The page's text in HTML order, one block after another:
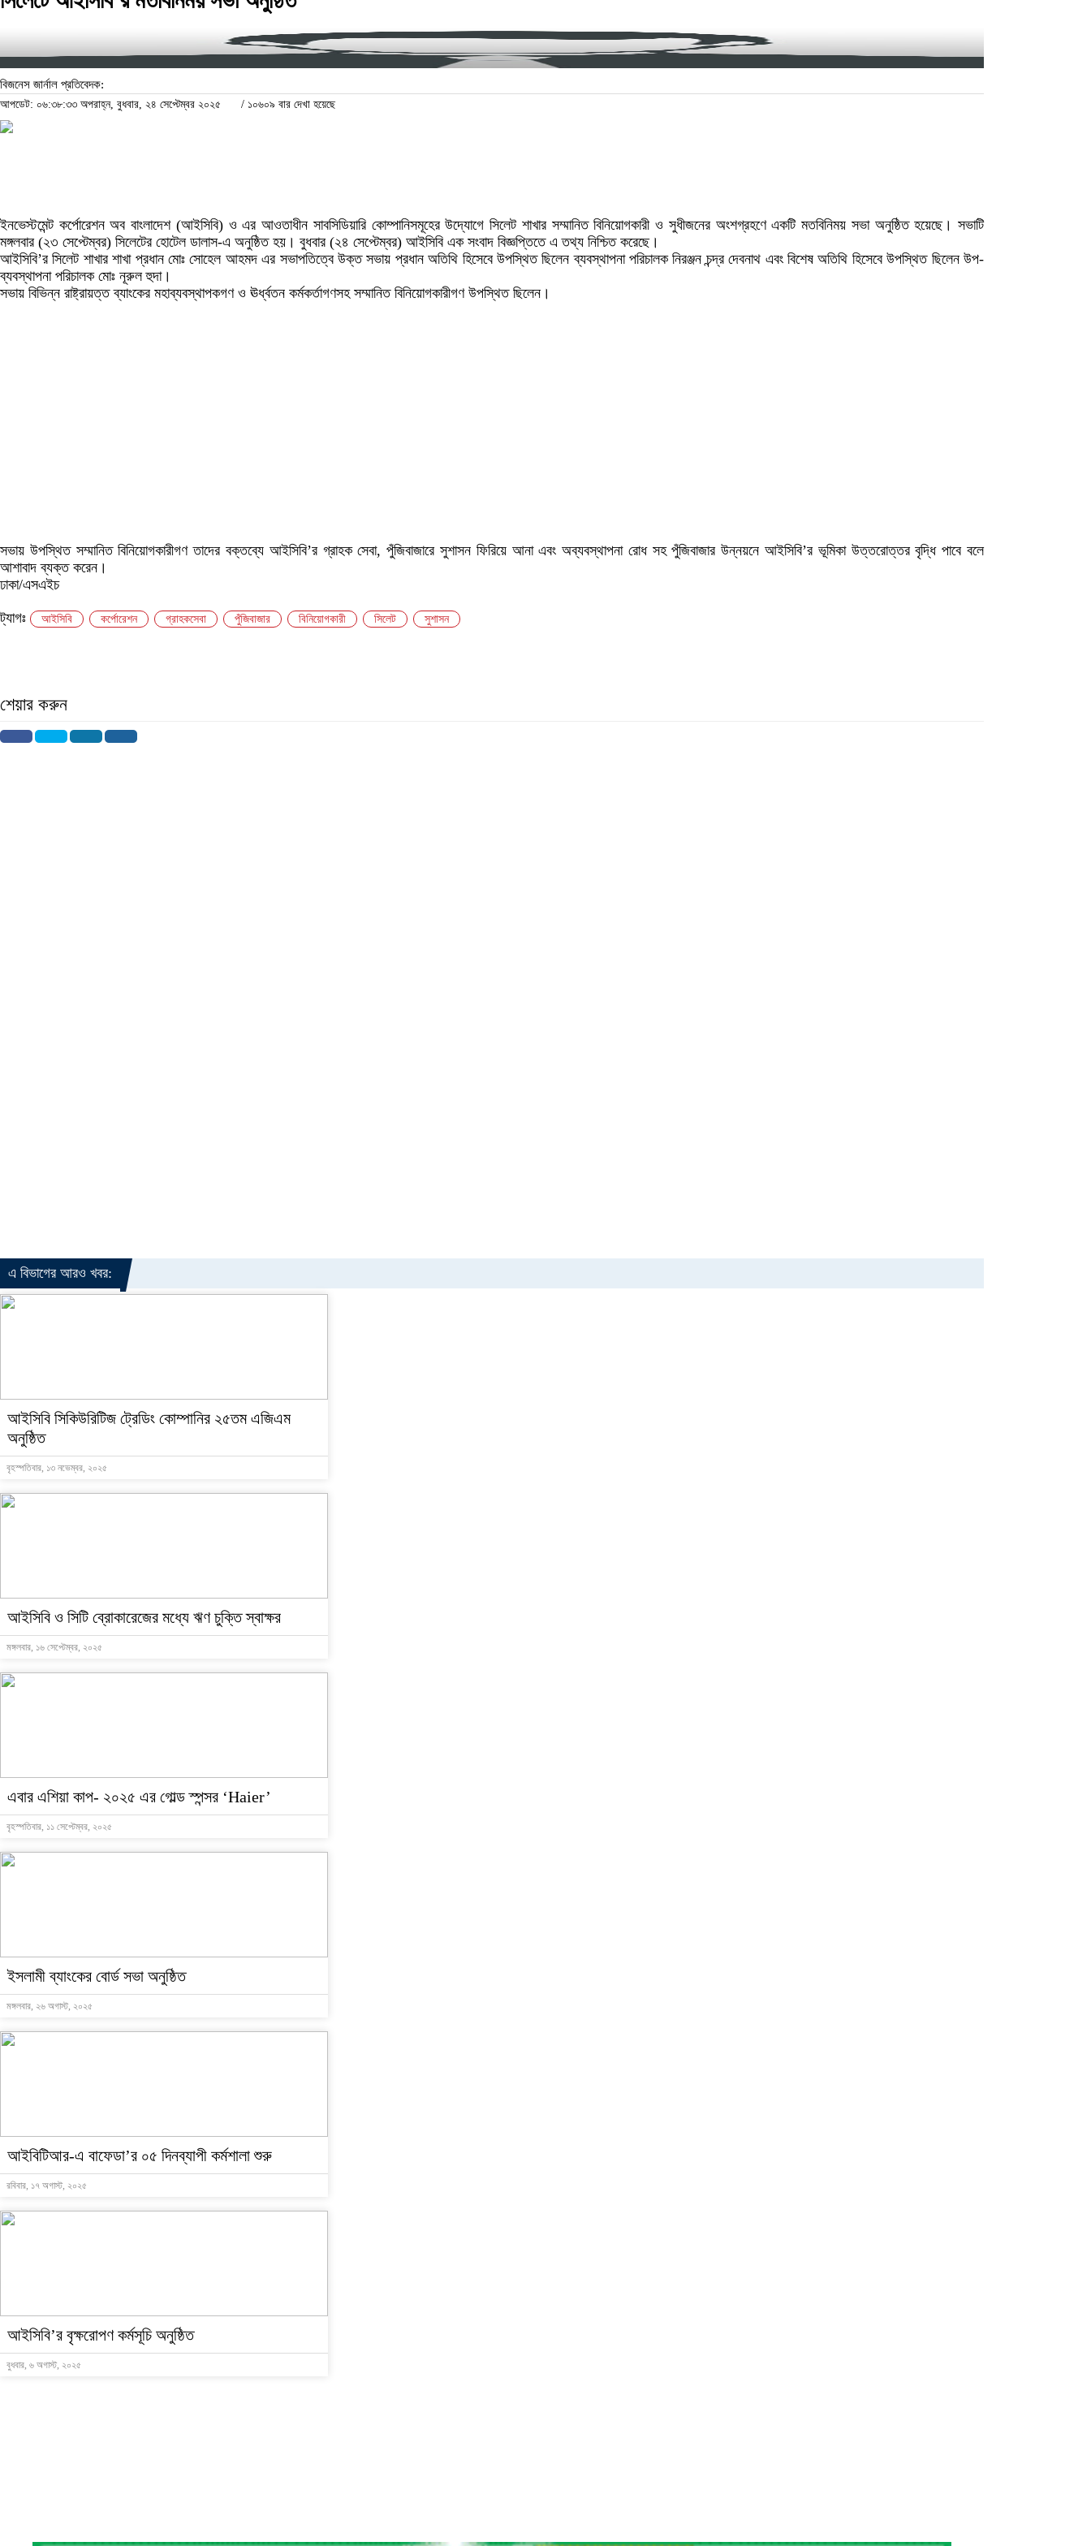
বিজনেস জার্নাল প্রতিবেদক:
আপডেট: ০৬:৩৮:৩৩ অপরাহ্ন, বুধবার, ২৪ সেপ্টেম্বর ২০২৫ / ১০৬০৯ বার দেখা হয়েছে
ইনভেস্টমেন্ট কর্পোরেশন অব বাংলাদেশ (আইসিবি) ও এর আওতাধীন সাবসিডিয়ারি কোম্পানিসমূহের উদ্যোগে সিলেট শাখার সম্মানিত বিনিয়োগকারী ও সুধীজনের অংশগ্রহণে একটি মতবিনিময় সভা অনুষ্ঠিত হয়েছে। সভাটি
মঙ্গলবার (২৩ সেপ্টেম্বর) সিলেটের হোটেল ডালাস-এ অনুষ্ঠিত হয়। বুধবার (২৪ সেপ্টেম্বর) আইসিবি এক সংবাদ বিজ্ঞপ্তিতে এ তথ্য নিশ্চিত করেছে।
আইসিবি’র সিলেট শাখার শাখা প্রধান মোঃ সোহেল আহমদ এর সভাপতিত্বে উক্ত সভায় প্রধান অতিথি হিসেবে উপস্থিত ছিলেন ব্যবস্থাপনা পরিচালক নিরঞ্জন চন্দ্র দেবনাথ এবং বিশেষ অতিথি হিসেবে উপস্থিত ছিলেন উপ-
ব্যবস্থাপনা পরিচালক মোঃ নূরুল হুদা।
সভায় বিভিন্ন রাষ্ট্রায়ত্ত ব্যাংকের মহাব্যবস্থাপকগণ ও ঊর্ধ্বতন কর্মকর্তাগণসহ সম্মানিত বিনিয়োগকারীগণ উপস্থিত ছিলেন।
সভায় উপস্থিত সম্মানিত বিনিয়োগকারীগণ তাদের বক্তব্যে আইসিবি’র গ্রাহক সেবা, পুঁজিবাজারে সুশাসন ফিরিয়ে আনা এবং অব্যবস্থাপনা রোধ সহ পুঁজিবাজার উন্নয়নে আইসিবি’র ভূমিকা উত্তরোত্তর বৃদ্ধি পাবে বলে
আশাবাদ ব্যক্ত করেন।
ঢাকা/এসএইচ
ট্যাগঃ আইসিবি কর্পোরেশন গ্রাহকসেবা পুঁজিবাজার বিনিয়োগকারী সিলেট সুশাসন
শেয়ার করুন
এ বিভাগের আরও খবর:
আইসিবি সিকিউরিটিজ ট্রেডিং কোম্পানির ২৫তম এজিএম
অনুষ্ঠিত
বৃহস্পতিবার, ১৩ নভেম্বর, ২০২৫
আইসিবি ও সিটি ব্রোকারেজের মধ্যে ঋণ চুক্তি স্বাক্ষর
মঙ্গলবার, ১৬ সেপ্টেম্বর, ২০২৫
এবার এশিয়া কাপ- ২০২৫ এর গোল্ড স্পন্সর ‘Haier’
বৃহস্পতিবার, ১১ সেপ্টেম্বর, ২০২৫
ইসলামী ব্যাংকের বোর্ড সভা অনুষ্ঠিত
মঙ্গলবার, ২৬ অগাস্ট, ২০২৫
আইবিটিআর-এ বাফেডা’র ০৫ দিনব্যাপী কর্মশালা শুরু
রবিবার, ১৭ অগাস্ট, ২০২৫
আইসিবি’র বৃক্ষরোপণ কর্মসূচি অনুষ্ঠিত
বুধবার, ৬ অগাস্ট, ২০২৫